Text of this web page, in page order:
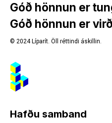
Góð hönnun er
Góð hönnun er
© 2024 Líparít. Öll réttindi áskillin.
ecdc52
Hafðu samband